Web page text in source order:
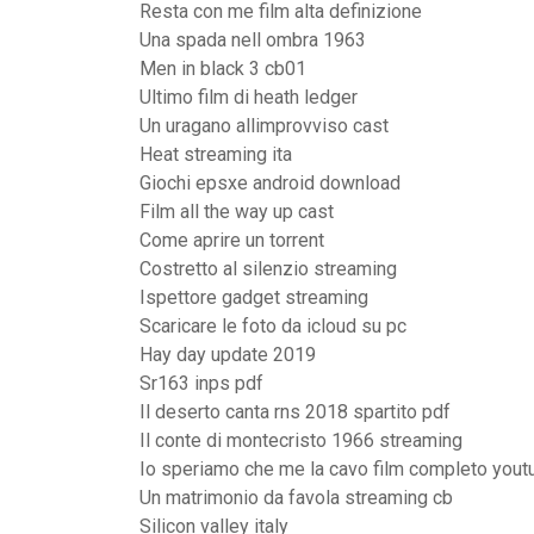
Resta con me film alta definizione
Una spada nell ombra 1963
Men in black 3 cb01
Ultimo film di heath ledger
Un uragano allimprovviso cast
Heat streaming ita
Giochi epsxe android download
Film all the way up cast
Come aprire un torrent
Costretto al silenzio streaming
Ispettore gadget streaming
Scaricare le foto da icloud su pc
Hay day update 2019
Sr163 inps pdf
Il deserto canta rns 2018 spartito pdf
Il conte di montecristo 1966 streaming
Io speriamo che me la cavo film completo
Un matrimonio da favola streaming cb
Silicon valley italy